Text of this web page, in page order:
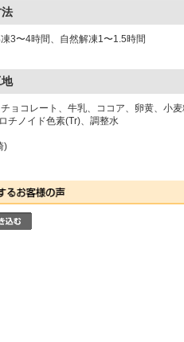
3〜4時間、自然解凍1〜1.5時間
ョコレート、牛乳、ココア、卵黄、小
チノイド色素(Tr)、調整水
)